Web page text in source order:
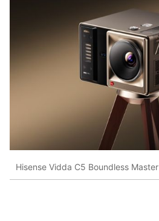
Hisense Vidda C5 Boundless Master